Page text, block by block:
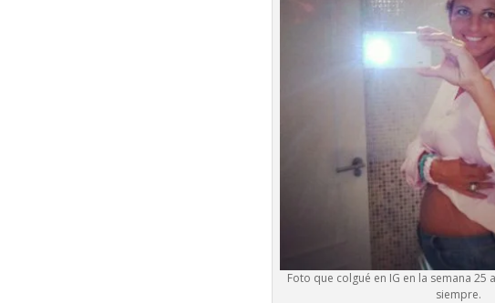
Foto que colgué en IG en la semana
siempre.